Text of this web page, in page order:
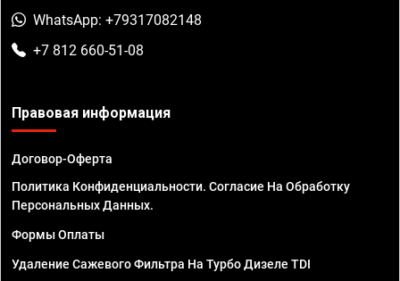
WhatsApp: +79317082148
+7 812 660-51-08
Правовая информация
Договор-Оферта
Политика Конфиденциальности. Согласие На Обработку
Персональных Данных.
Формы Оплаты
Удаление Сажевого Фильтра На Турбо Дизеле TDI